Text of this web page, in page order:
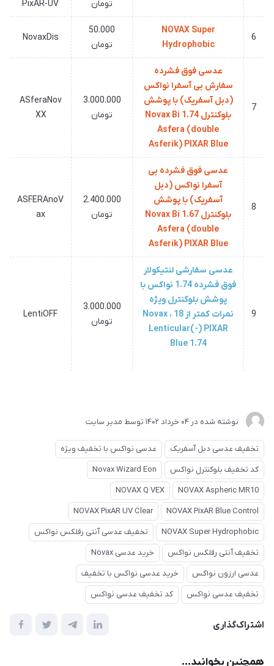
تومان
PixAR-UV
6
NOVAX Super
Hydrophobic
50.000
تومان
NovaxDis
7
عدسی فوق فشرده
سفارش بی آسفرا نواکس
(دبل آسفریک) با پوشش
بلوکنترل 1.74 Novax Bi
Asfera (double
Asferik) PIXAR Blue
3.000.000
تومان
ASferaNov
XX
8
عدسی فوق فشرده بی
آسفرا نواکس (دبل
آسفریک) با پوشش
بلوکنترل 1.67 Novax Bi
Asfera (double
Asferik) PIXAR Blue
2.400.000
تومان
ASFERAnoV
ax
9
عدسی سفارشی لنتیکولار
فوق فشرده 1.74 نواکس با
پوشش بلوکنترل ویژه
نمرات کمتر از 18 ، Novax
Lenticular(-) PIXAR
Blue 1.74
3.000.000
تومان
LentiOFF
نوشته شده در 04 خرداد 1402 توسط مدیر سایت
تخفیف عدسی دبل آسفریک
عدسی نواکس با تخفیف ویژه
کد تخفیف بلوکنترل نواکس
Novax Wizard Eon
NOVAX Aspheric MR10
NOVAX Q VEX
NOVAX PixAR Blue Control
NOVAX PixAR UV Clear
NOVAX Super Hydrophobic
تخفیف عدسی آنتی رفلکس نواکس
تخفیف آنتی رفلکس نواکس
خرید عدسی Novax
عدسی ارزون نواکس
خرید عدسی نواکس با تخفیف
تخفیف عدسی نواکس
کد تخفیف عدسی نواکس
اشتراک‌گذاری
همچنین بخوانید...